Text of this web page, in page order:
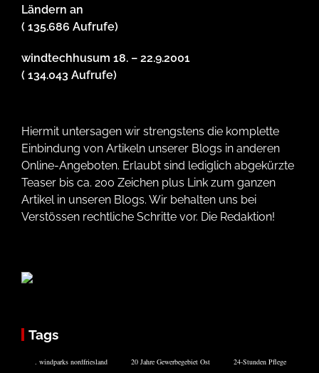
Ländern an
( 135.686 Aufrufe)
windtechhusum 18. – 22.9.2001
( 134.043 Aufrufe)
Hiermit untersagen wir strengstens die komplette
Einbindung von Artikeln unserer Blogs in anderen
Online-Angeboten. Erlaubt sind lediglich abgekürzte
Teaser bis ca. 200 Zeichen plus Link zum ganzen
Artikel in unseren Blogs. Wir behalten uns bei
Verstössen rechtliche Schritte vor. Die Redaktion!
Tags
. windparks nordfriesland 20 Jahre Gewerbegebiet Ost 24-Stunden Pflege